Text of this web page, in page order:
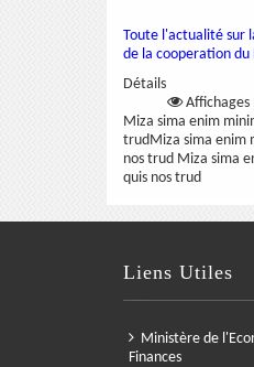
Toute l'actualité sur
de la cooperation du
Détails
Affichages
Miza sima enim
trudMiza sima enim
nos trud Miza sima
quis nos trud
Liens Utiles
Ministère de
Finances